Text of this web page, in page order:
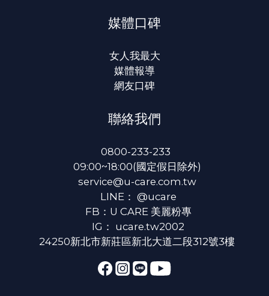
媒體口碑
女人我最大
媒體報導
網友口碑
聯絡我們
0800-233-233
09:00~18:00(國定假日除外)
service@u-care.com.tw
LINE： @ucare
FB： U CARE 美麗粉專
IG： ucare.tw2002
24250新北市新莊區新北大道二段312號3樓